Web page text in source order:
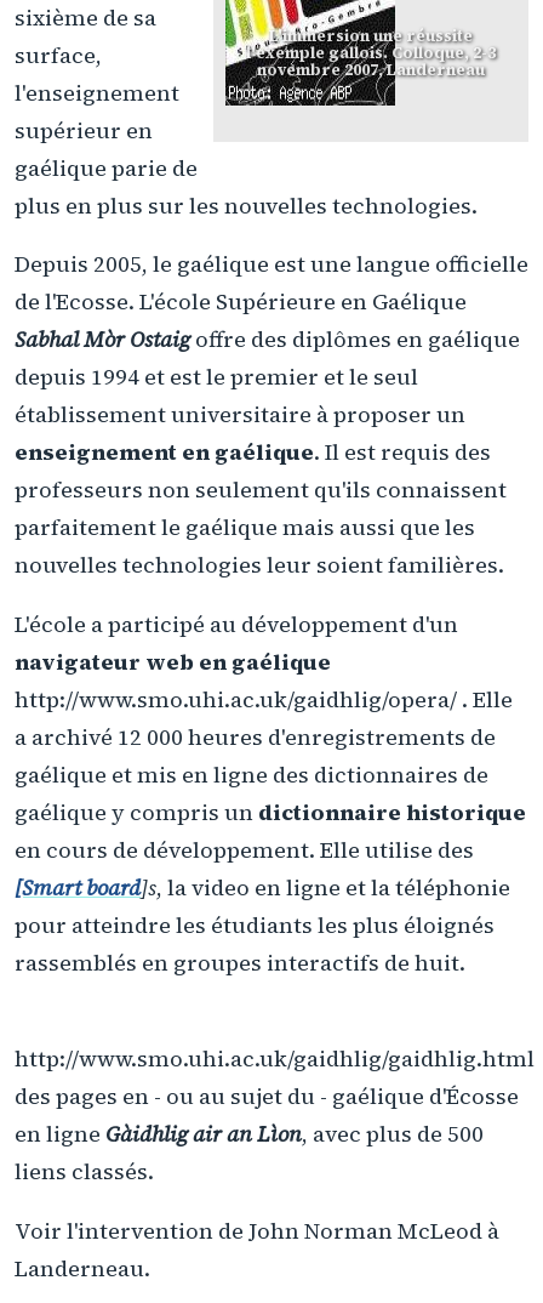
L'immersion une réussite
l'exemple gallois. Colloque, 2-3
novembre 2007, Landerneau
sixième de sa
surface,
l'enseignement
supérieur en
gaélique parie de
plus en plus sur les nouvelles technologies.
Depuis 2005, le gaélique est une langue officielle
de l'Ecosse. L'école Supérieure en Gaélique
Sabhal Mòr Ostaigoffre des diplômes en gaélique
depuis 1994 et est le premier et le seul
établissement universitaire à proposer un
enseignement en gaélique. Il est requis des
professeurs non seulement qu'ils connaissent
parfaitement le gaélique mais aussi que les
nouvelles technologies leur soient familières.
L'école a participé au développement d'un
navigateur web en gaélique
http://www.smo.uhi.ac.uk/gaidhlig/opera/ . Elle
a archivé 12 000 heures d'enregistrements de
gaélique et mis en ligne des dictionnaires de
gaélique y compris un dictionnaire historique
en cours de développement. Elle utilise des
[Smart board]s, la video en ligne et la téléphonie
pour atteindre les étudiants les plus éloignés
rassemblés en groupes interactifs de huit.
http://www.smo.uhi.ac.uk/gaidhlig/gaidhlig.html
des pages en - ou au sujet du - gaélique d'Écosse
en ligne Gàidhlig air an Lìon, avec plus de 500
liens classés.
Voir l'intervention de John Norman McLeod à
Landerneau.